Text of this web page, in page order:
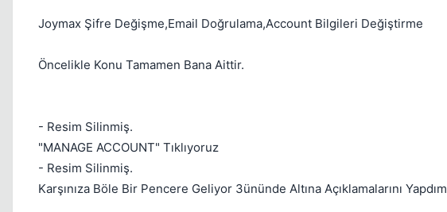
Joymax Şifre Değişme,Email Doğrulama,Account Bilgileri Değiştirme
Öncelikle Konu Tamamen Bana Aittir.
- Resim Silinmiş.
"MANAGE ACCOUNT" Tıklıyoruz
- Resim Silinmiş.
Karşınıza Böle Bir Pencere Geliyor 3ününde Altına Açıklamalarını Yapdım